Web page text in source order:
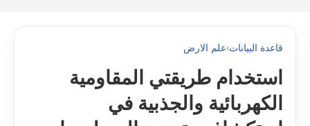
قاعدة البيانات›علم الارض
استخدام طريقتي المقاومية
الكهربائية والجذبية في